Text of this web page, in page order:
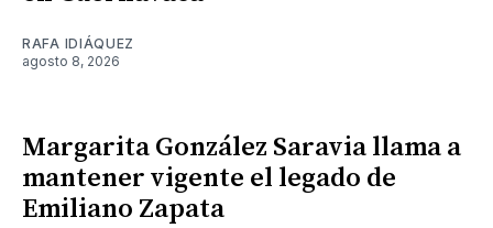
RAFA IDIÁQUEZ
agosto 8, 2026
Margarita González Saravia llama a
mantener vigente el legado de
Emiliano Zapata